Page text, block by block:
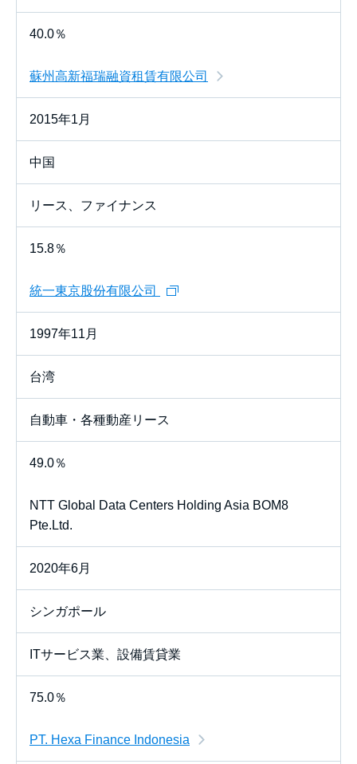
40.0％
蘇州高新福瑞融資租賃有限公司
2015年1月
中国
リース、ファイナンス
15.8％
統一東京股份有限公司
1997年11月
台湾
自動車・各種動産リース
49.0％
NTT Global Data Centers Holding Asia BOM8
Pte.Ltd.
2020年6月
シンガポール
ITサービス業、設備賃貸業
75.0％
PT. Hexa Finance Indonesia